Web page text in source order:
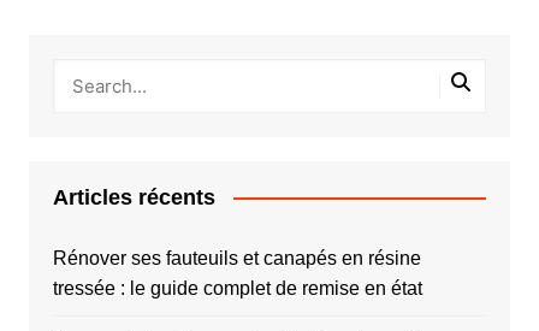
Articles récents
Rénover ses fauteuils et canapés en résine
tressée : le guide complet de remise en état